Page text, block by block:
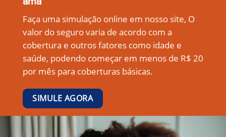
Faça uma simulação online em nosso site, O
valor do seguro varia de acordo com a
cobertura e outros fatores como idade e
saúde, podendo começar em menos de R$ 20
por mês para coberturas básicas.
SIMULE AGORA